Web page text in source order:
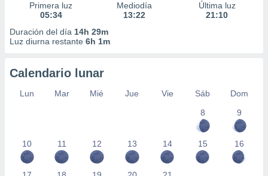
Primera luz
05:34
Mediodía
13:22
Última luz
21:10
Duración del día 14h 29m
Luz diurna restante 6h 1m
Calendario lunar
Lun Mar Mié Jue Vie Sáb
Dom
8
9
10 11 12 13 14 15 16